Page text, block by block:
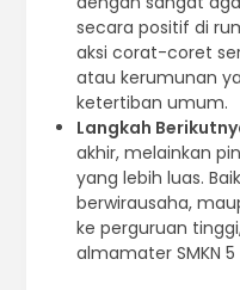
secara positif di
aksi corat-coret
atau kerumunan
ketertiban umum.
Langkah
akhir, melainkan
yang lebih luas.
berwirausaha,
ke perguruan
almamater SMKN